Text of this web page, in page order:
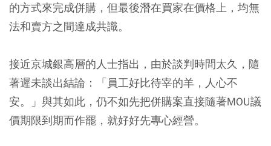
的方式來完成併購，但最後潛在買家在價格上，均無
法和賣方之間達成共識。
接近京城銀高層的人士指出，由於談判時間太久，隨
著遲未談出結論：「員工好比待宰的羊，人心不
安。」與其如此，仍不如先把併購案直接隨著MOU議
價期限到期而作罷，就好好先專心經營。